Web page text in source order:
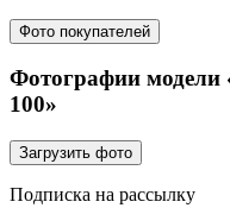
Фото покупателей
Фотографии модели
100»
Загрузить фото
Подписка на рассылку